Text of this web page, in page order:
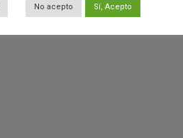
No acepto Sí, Acepto